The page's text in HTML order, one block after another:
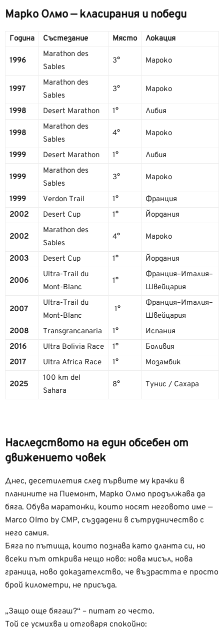
Марко Олмо — класирания и победи
Година Състезание Място Локация
1996
Marathon des
Sables
3° Мароко
1997
Marathon des
Sables
3° Мароко
1998 Desert Marathon 1° Либия
1998
Marathon des
Sables
4° Мароко
1999 Desert Marathon 1° Либия
1999
Marathon des
Sables
3° Мароко
1999 Verdon Trail 1°
Франция
2002
Desert Cup 1° Йордания
2002
Marathon des
Sables
4° Мароко
2003 Desert Cup 1° Йордания
2006
Ultra-Trail du
Mont-Blanc
1°
Франция–Италия–
Швейцария
2007
Ultra-Trail du
Mont-Blanc
1°
Франция–Италия–
Швейцария
2008
Transgrancanaria 1°
Испания
2016
Ultra Bolivia Race 1°
Боливия
2017
Ultra Africa Race 1° Мозамбик
2025
100 km del
Sahara
8° Тунис / Сахара
Наследството на един обсебен от
движението човек
Днес, десетилетия след първите му крачки в
планините на Пиемонт, Марко Олмо продължава да
бяга. Обува маратонки, които носят неговото име —
Marco Olmo by CMP, създадени в сътрудничество с
него самия.
Бяга по пътища, които познава като дланта си, но
всеки път открива нещо ново: нова мисъл, нова
граница, ново доказателство, че възрастта е просто
брой километри, не присъда.
„Защо още бягаш?“ – питат го често.
Той се усмихва и отговаря спокойно: